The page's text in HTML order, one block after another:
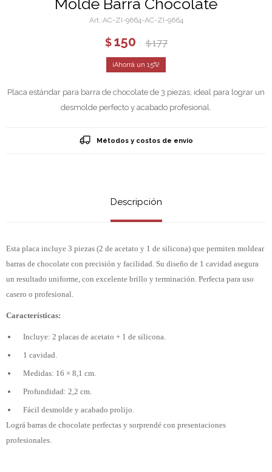
Molde Barra Chocolate
AC-ZI-9664-AC-ZI-9664
$ 150 $ 177
15
Placa estándar para barra de chocolate de 3 piezas, ideal para lograr un
desmolde perfecto y acabado profesional.
Métodos y costos de envío
Descripción
Esta placa incluye 3 piezas (2 de acetato y 1 de silicona) que permiten moldear
barras de chocolate con precisión y facilidad. Su diseño de 1 cavidad asegura
un resultado uniforme, con excelente brillo y terminación. Perfecta para uso
casero o profesional.
Características:
Incluye: 2 placas de acetato + 1 de silicona.
1 cavidad.
Medidas: 16 × 8,1 cm.
Profundidad: 2,2 cm.
Fácil desmolde y acabado prolijo.
Lográ barras de chocolate perfectas y sorprendé con presentaciones
profesionales.